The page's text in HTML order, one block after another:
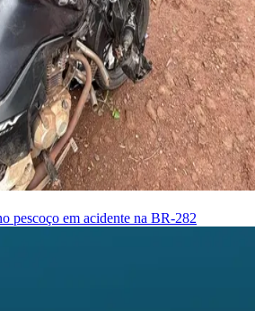
pescoço em acidente na BR-282